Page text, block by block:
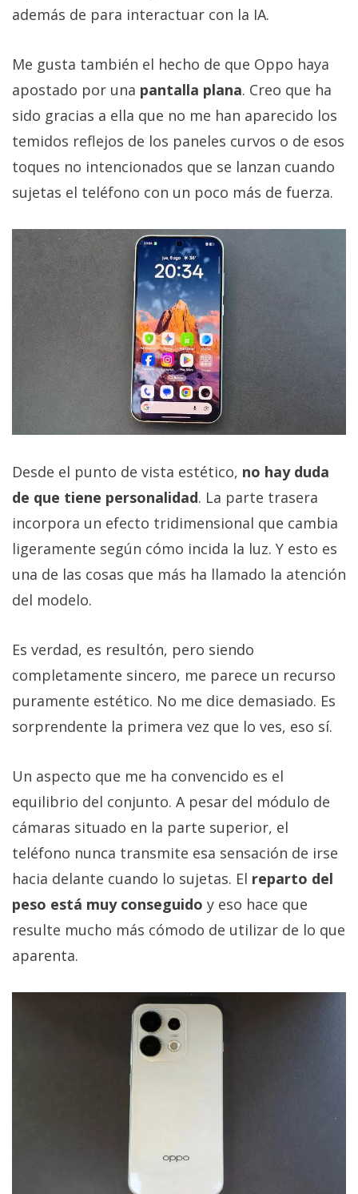
además de para interactuar con la IA.
Me gusta también el hecho de que Oppo haya
apostado por una pantalla plana. Creo que ha
sido gracias a ella que no me han aparecido los
temidos reflejos de los paneles curvos o de esos
toques no intencionados que se lanzan cuando
sujetas el teléfono con un poco más de fuerza.
Desde el punto de vista estético, no hay duda
de que tiene personalidad. La parte trasera
incorpora un efecto tridimensional que cambia
ligeramente según cómo incida la luz. Y esto es
una de las cosas que más ha llamado la atención
del modelo.
Es verdad, es resultón, pero siendo
completamente sincero, me parece un recurso
puramente estético. No me dice demasiado. Es
sorprendente la primera vez que lo ves, eso sí.
Un aspecto que me ha convencido es el
equilibrio del conjunto. A pesar del módulo de
cámaras situado en la parte superior, el
teléfono nunca transmite esa sensación de irse
hacia delante cuando lo sujetas. El reparto del
peso está muy conseguido y eso hace que
resulte mucho más cómodo de utilizar de lo que
aparenta.